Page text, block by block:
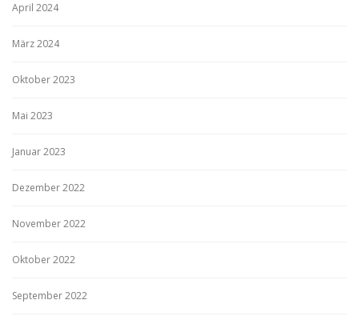
April 2024
März 2024
Oktober 2023
Mai 2023
Januar 2023
Dezember 2022
November 2022
Oktober 2022
September 2022